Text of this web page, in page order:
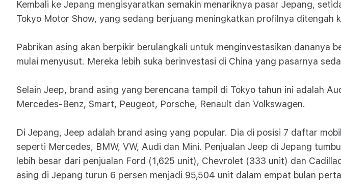
Kembali ke Jepang mengisyaratkan semakin menariknya pasar Jepang,
Tokyo Motor Show, yang sedang berjuang meningkatkan profilnya ditengah
Pabrikan asing akan berpikir berulangkali untuk menginvestasikan
mulai menyusut. Mereka lebih suka berinvestasi di China yang pasarnya
Selain Jeep, brand asing yang berencana tampil di Tokyo tahun ini adalah
Mercedes-Benz, Smart, Peugeot, Porsche, Renault dan Volkswagen.
Di Jepang, Jeep adalah brand asing yang popular. Dia di posisi 7 daftar
seperti Mercedes, BMW, VW, Audi dan Mini. Penjualan Jeep di Jepang
lebih besar dari penjualan Ford (1,625 unit), Chevrolet (333 unit) dan
asing di Jepang turun 6 persen menjadi 95,504 unit dalam empat bulan